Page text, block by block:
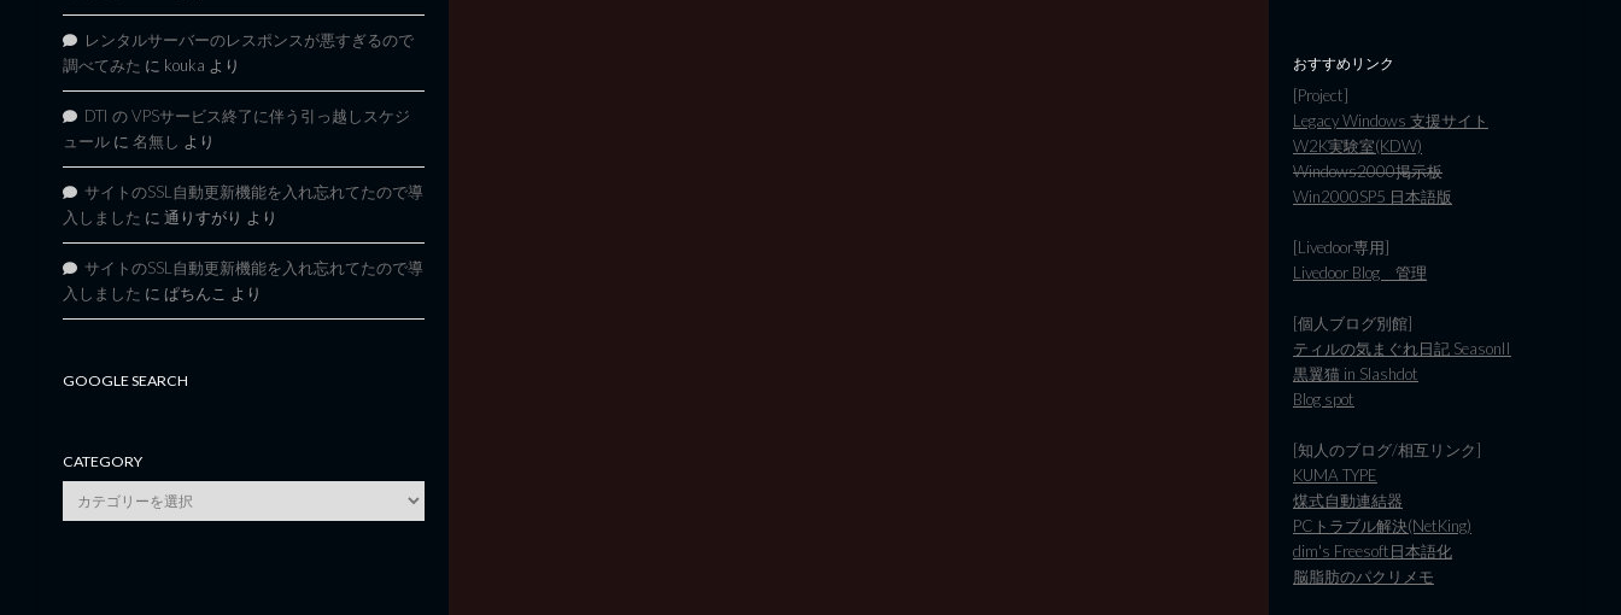
レンタルサーバーのレスポンスが悪すぎるので
調べてみた に kouka より
DTI の VPSサービス終了に伴う引っ越しスケジ
ュール に 名無し より
サイトのSSL自動更新機能を入れ忘れてたので導
入しました に 通りすがり より
サイトのSSL自動更新機能を入れ忘れてたので導
入しました に ぱちんこ より
GOOGLE SEARCH
CATEGORY
category
おすすめリンク
[Project]
Legacy Windows 支援サイト
W2K実験室(KDW)
Windows2000掲示板
Win2000SP5 日本語版
[Livedoor専用]
Livedoor Blog 管理
[個人ブログ別館]
ティルの気まぐれ日記 SeasonII
黒翼猫 in Slashdot
Blog spot
[知人のブログ/相互リンク]
KUMA TYPE
煤式自動連結器
PCトラブル解決(NetKing)
dim's Freesoft日本語化
脳脂肪のパクリメモ